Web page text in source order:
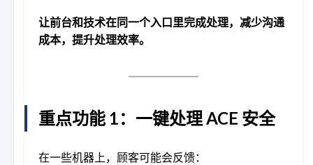
让前台和技术在同一个入口里完成处理，减少沟通
成本，提升处理效率。
重点功能 1：一键处理 ACE 安全
在一些机器上，顾客可能会反馈：